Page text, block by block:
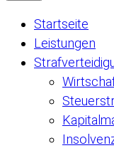
Startseite
Leistungen